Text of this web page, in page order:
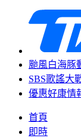
颱風白海豚
SBS歌謠大
優惠好康情
首頁
即時